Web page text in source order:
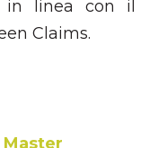
in linea con il
Claims.